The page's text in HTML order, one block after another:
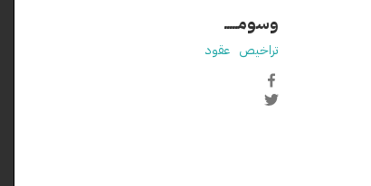
وسومـــــ
تراخيص عقود